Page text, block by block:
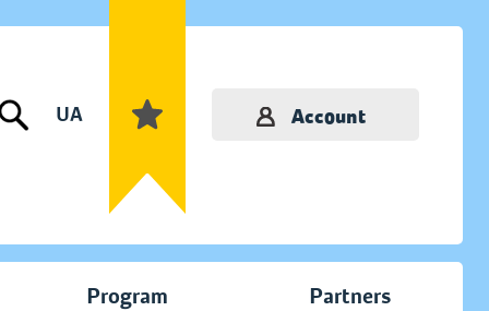
UA Account
Program Partners